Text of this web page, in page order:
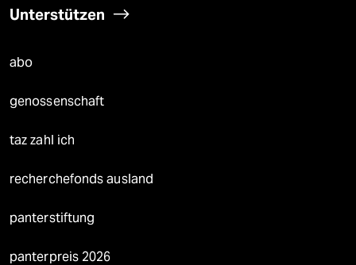
Unterstützen
abo
genossenschaft
taz zahl ich
recherchefonds ausland
panterstiftung
panterpreis 2026